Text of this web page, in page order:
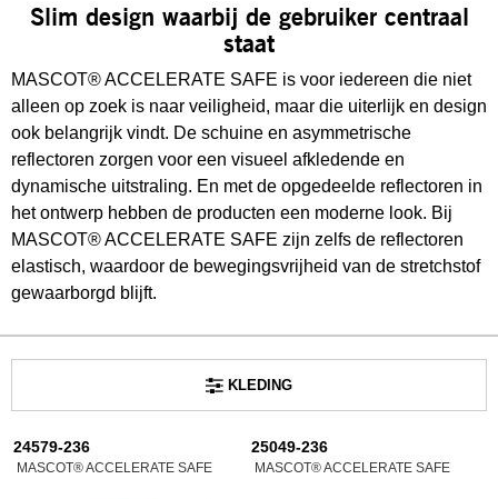
Slim design waarbij de gebruiker centraal
staat
MASCOT® ACCELERATE SAFE is voor iedereen die niet
alleen op zoek is naar veiligheid, maar die uiterlijk en design
ook belangrijk vindt. De schuine en asymmetrische
reflectoren zorgen voor een visueel afkledende en
dynamische uitstraling. En met de opgedeelde reflectoren in
het ontwerp hebben de producten een moderne look. Bij
MASCOT® ACCELERATE SAFE zijn zelfs de reflectoren
elastisch, waardoor de bewegingsvrijheid van de stretchstof
gewaarborgd blijft.
KLEDING
24579-236
MASCOT® ACCELERATE SAFE
25049-236
MASCOT® ACCELERATE SAFE